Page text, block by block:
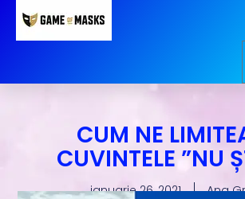
CUM NE
CUVINTELE ”NU
ianuarie 26, 2021 Ana